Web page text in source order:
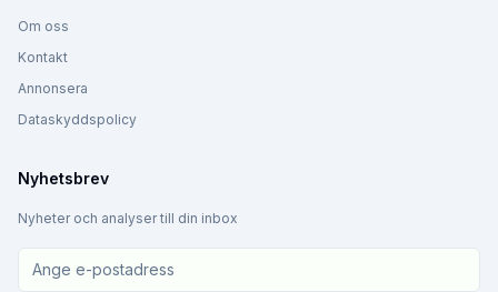
Om oss
Kontakt
Annonsera
Dataskyddspolicy
Nyhetsbrev
Nyheter och analyser till din inbox